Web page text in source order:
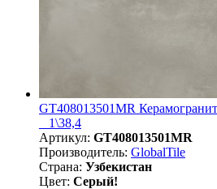
GT408013501MR
_ 1\38,4
Артикул: GT408013501MR
Производитель: GlobalTile
Страна: Узбекистан
Цвет: Серый!